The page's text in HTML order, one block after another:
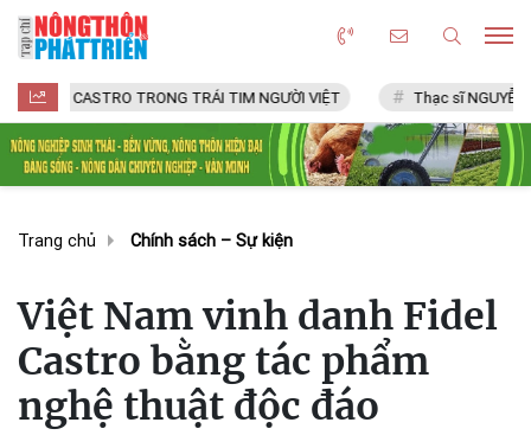
TRONG TRÁI TIM NGƯỜI VIỆT Thạc sĩ NGUYỄN VĂN CHÍ
Trang chủ Chính sách – Sự kiện
Việt Nam vinh danh Fidel
Castro bằng tác phẩm
nghệ thuật độc đáo